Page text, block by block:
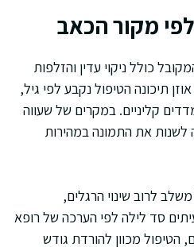
לפי מקור הכאב
כולל ניקוי עדין והזלפות
תיכונה הטיפול נקבע לפי גיל,
קליניים. במקרים של שעווה
לשנות את התמונה במהירות
לרוב שינוי הרגלים,
סד לילה לפי הערכה של רופא
הטיפול מכוון להורדת גודש